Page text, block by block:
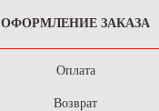
ОФОРМЛЕНИЕ ЗАКАЗА
Оплата
Возврат